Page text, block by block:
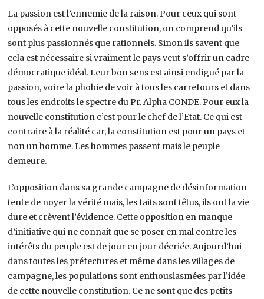
La passion est l’ennemie de la raison. Pour ceux qui sont
opposés à cette nouvelle constitution, on comprend qu’ils
sont plus passionnés que rationnels. Sinon ils savent que
cela est nécessaire si vraiment le pays veut s’offrir un cadre
démocratique idéal. Leur bon sens est ainsi endigué par la
passion, voire la phobie de voir à tous les carrefours et dans
tous les endroits le spectre du Pr. Alpha CONDE. Pour eux la
nouvelle constitution c’est pour le chef de l’Etat. Ce qui est
contraire à la réalité car, la constitution est pour un pays et
non un homme. Les hommes passent mais le peuple
demeure.
L’opposition dans sa grande campagne de désinformation
tente de noyer la vérité mais, les faits sont têtus, ils ont la vie
dure et crèvent l’évidence. Cette opposition en manque
d’initiative qui ne connait que se poser en mal contre les
intérêts du peuple est de jour en jour décriée. Aujourd’hui
dans toutes les préfectures et même dans les villages de
campagne, les populations sont enthousiasmées par l’idée
de cette nouvelle constitution. Ce ne sont que des petits